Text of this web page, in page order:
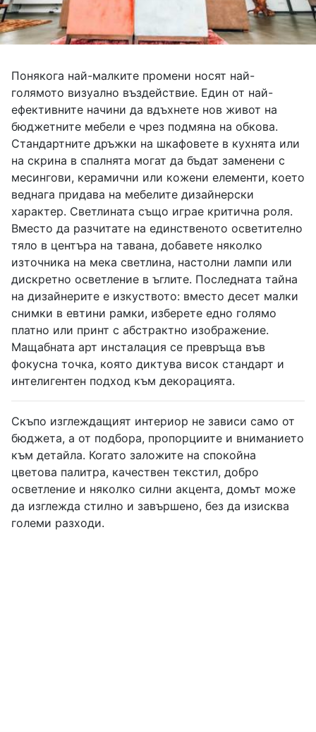
Понякога най-малките промени носят най-
голямото визуално въздействие. Един от най-
ефективните начини да вдъхнете нов живот на
бюджетните мебели е чрез подмяна на обкова.
Стандартните дръжки на шкафовете в кухнята или
на скрина в спалнята могат да бъдат заменени с
месингови, керамични или кожени елементи, което
веднага придава на мебелите дизайнерски
характер. Светлината също играе критична роля.
Вместо да разчитате на единственото осветително
тяло в центъра на тавана, добавете няколко
източника на мека светлина, настолни лампи или
дискретно осветление в ъглите. Последната тайна
на дизайнерите е изкуството: вместо десет малки
снимки в евтини рамки, изберете едно голямо
платно или принт с абстрактно изображение.
Мащабната арт инсталация се превръща във
фокусна точка, която диктува висок стандарт и
интелигентен подход към декорацията.
Скъпо изглеждащият интериор не зависи само от
бюджета, а от подбора, пропорциите и вниманието
към детайла. Когато заложите на спокойна
цветова палитра, качествен текстил, добро
осветление и няколко силни акцента, домът може
да изглежда стилно и завършено, без да изисква
големи разходи.